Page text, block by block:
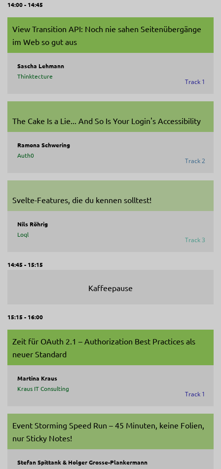
14:00 - 14:45
View Transition API: Noch nie sahen Seitenübergänge
im Web so gut aus
Sascha Lehmann
Thinktecture
Track 1
The Cake Is a Lie... And So Is Your Login's Accessibility
Ramona Schwering
Auth0
Track 2
Svelte-Features, die du kennen solltest!
Nils Röhrig
Loql
Track 3
14:45 - 15:15
Kaffeepause
15:15 - 16:00
Zeit für OAuth 2.1 – Authorization Best Practices als
neuer Standard
Martina Kraus
Kraus IT Consulting
Track 1
Event Storming Speed Run – 45 Minuten, keine Folien,
nur Sticky Notes!
Stefan Spittank & Holger Grosse-Plankermann